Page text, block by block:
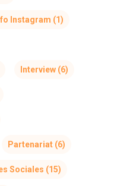
Instagram (1)
Interview(6)
Partenariat(6)
Sociales (15)